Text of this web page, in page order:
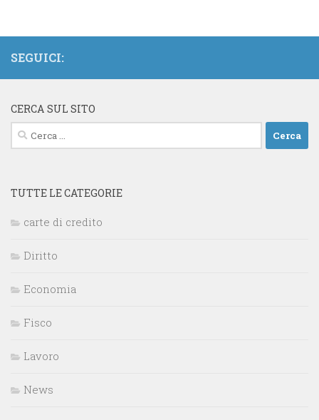
SEGUICI:
CERCA SUL SITO
Ricerca
per:
TUTTE LE CATEGORIE
carte di credito
Diritto
Economia
Fisco
Lavoro
News